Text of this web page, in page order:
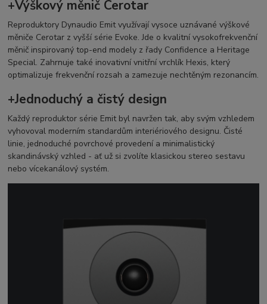
+Výškový měnič Cerotar
Reproduktory Dynaudio Emit využívají vysoce uznávané výškové
měniče Cerotar z vyšší série Evoke. Jde o kvalitní vysokofrekvenční
měnič inspirovaný top-end modely z řady Confidence a Heritage
Special. Zahrnuje také inovativní vnitřní vrchlík Hexis, který
optimalizuje frekvenční rozsah a zamezuje nechtěným rezonancím.
+Jednoduchý a čistý design
Každý reproduktor série Emit byl navržen tak, aby svým vzhledem
vyhovoval moderním standardům interiériového designu. Čisté
linie, jednoduché povrchové provedení a minimalistický
skandinávský vzhled - ať už si zvolíte klasickou stereo sestavu
nebo vícekanálový systém.